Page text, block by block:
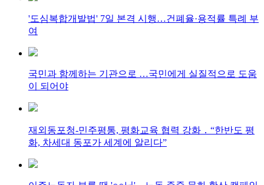
'도심복합개발법' 7일 본격 시행…건폐율·용적률 특례 부
여
국민과 함께하는 기관으로 …국민에게 실질적으로 도움
이 되어야
재외동포청-민주평통, 평화교육 협력 강화 ․ “한반도 평
화, 차세대 동포가 세계에 알리다”